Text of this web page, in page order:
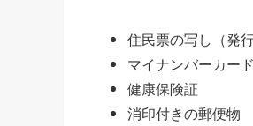
住民票の写し（発
マイナンバーカー
健康保険証
消印付きの郵便物